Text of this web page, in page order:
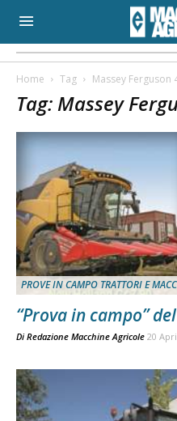
Home Tag Massey Ferguson
Tag: Massey
PROVE IN CAMPO TRATTORI E
“Prova in campo”
Di Redazione Macchine Agricole 20